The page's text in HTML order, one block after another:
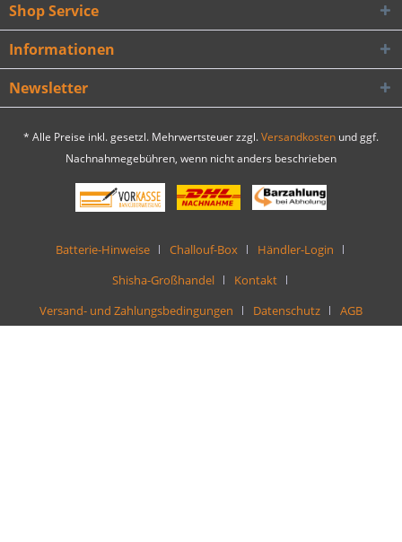
Shop Service
Informationen
Newsletter
* Alle Preise inkl. gesetzl. Mehrwertsteuer zzgl.Versandkosten und ggf.
Nachnahmegebühren, wenn nicht anders beschrieben
Batterie-Hinweise Challouf-Box
Händler-Login
Shisha-Großhandel
Kontakt
Versand- und Zahlungsbedingungen
Datenschutz AGB